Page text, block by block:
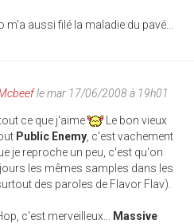
m'a aussi filé la maladie du pavé...
le mar 17/06/2008 à 19h01
ce que j'aime
Le bon vieux
Public Enemy , c'est vachement
je reproche un peu, c'est qu'on
les mêmes samples dans les
des paroles de Flavor Flav).
c'est merveilleux...
Massive